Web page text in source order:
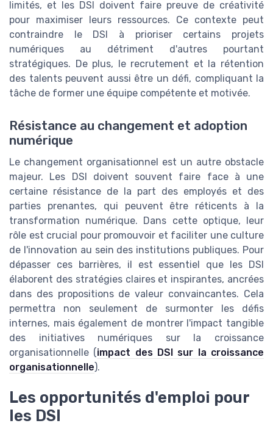
limités, et les DSI doivent faire preuve de créativité
pour maximiser leurs ressources. Ce contexte peut
contraindre le DSI à prioriser certains projets
numériques au détriment d'autres pourtant
stratégiques. De plus, le recrutement et la rétention
des talents peuvent aussi être un défi, compliquant la
tâche de former une équipe compétente et motivée.
Résistance au changement et adoption
numérique
Le changement organisationnel est un autre obstacle
majeur. Les DSI doivent souvent faire face à une
certaine résistance de la part des employés et des
parties prenantes, qui peuvent être réticents à la
transformation numérique. Dans cette optique, leur
rôle est crucial pour promouvoir et faciliter une culture
de l'innovation au sein des institutions publiques. Pour
dépasser ces barrières, il est essentiel que les DSI
élaborent des stratégies claires et inspirantes, ancrées
dans des propositions de valeur convaincantes. Cela
permettra non seulement de surmonter les défis
internes, mais également de montrer l'impact tangible
des initiatives numériques sur la croissance
organisationnelle (impact des DSI sur la croissance
organisationnelle).
Les opportunités d'emploi pour
les DSI